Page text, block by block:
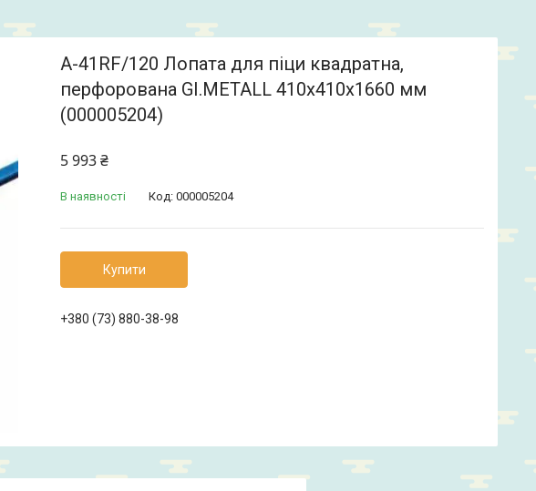
A-41RF/120 Лопата для піци квадратна,
перфорована GI.METALL 410x410x1660 мм
(000005204)
5 993 ₴
В наявності Код: 000005204
Купити
+380 (73) 880-38-98